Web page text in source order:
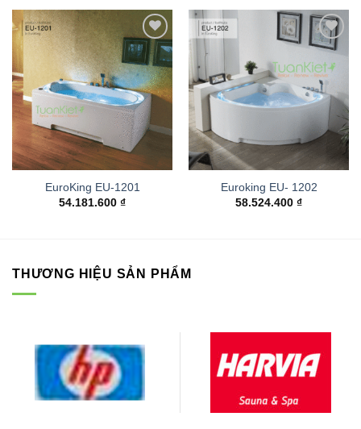
Add to
wishlist
EuroKing EU-1201
54.181.600 ₫
Add to
wishlist
Euroking EU- 1202
58.524.400 ₫
THƯƠNG HIỆU SẢN PHẨM